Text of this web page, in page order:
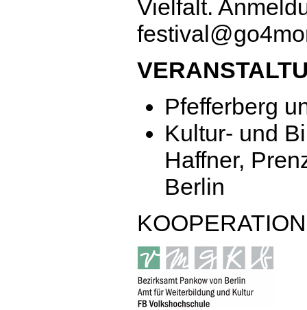
Vielfalt.
Pfefferberg
Kultur- und
Haffner,
Berlin